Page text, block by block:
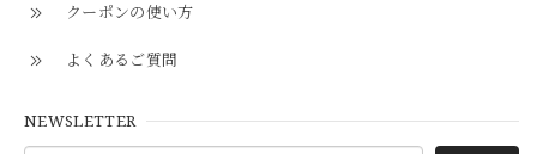
クーポンの使い方
よくあるご質問
NEWSLETTER